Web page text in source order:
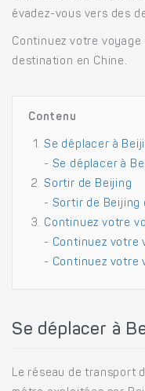
évadez-vous vers des
Continuez votre
destination en Chine.
Contenu
Se déplacer à
- Se déplacer à
Sortir de Beijing
- Sortir de Beijing
Continuez votre
- Continuez votre
- Continuez votre
Se déplacer à
Le réseau de transport